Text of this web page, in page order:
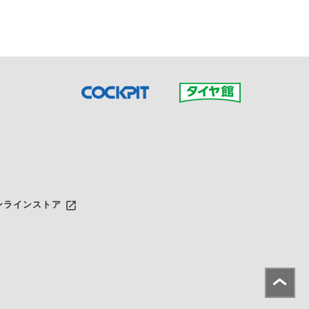
ラインストア launch